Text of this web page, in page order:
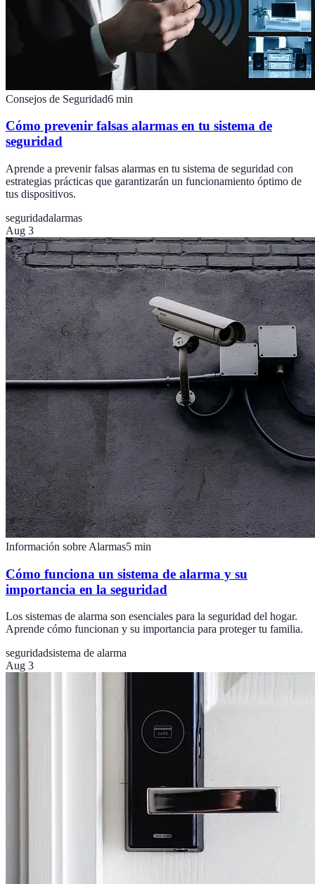
Consejos de Seguridad6 min
Cómo prevenir falsas alarmas en tu sistema de
seguridad
Aprende a prevenir falsas alarmas en tu sistema de seguridad con
estrategias prácticas que garantizarán un funcionamiento óptimo de
tus dispositivos.
seguridadalarmas
Aug 3
Información sobre Alarmas5 min
Cómo funciona un sistema de alarma y su
importancia en la seguridad
Los sistemas de alarma son esenciales para la seguridad del hogar.
Aprende cómo funcionan y su importancia para proteger tu familia.
seguridadsistema de alarma
Aug 3